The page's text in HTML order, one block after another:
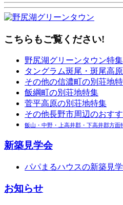
こちらもご覧ください!
野尻湖グリーンタウン特集
タングラム斑尾・斑尾高
その他の信濃町の別荘地
飯綱町の別荘地特集
菅平高原の別荘地特集
その他長野市周辺のおす
飯山・中野・上高井郡・下高井郡方面
新築見学会
パパまるハウスの新築見
お知らせ